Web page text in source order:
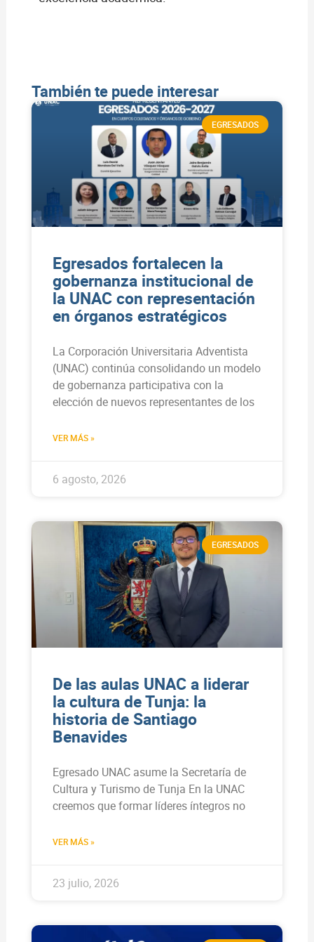
También te puede interesar
EGRESADOS
Egresados fortalecen la
gobernanza institucional de
la UNAC con representación
en órganos estratégicos
La Corporación Universitaria Adventista
(UNAC) continúa consolidando un modelo
de gobernanza participativa con la
elección de nuevos representantes de los
VER MÁS »
6 agosto, 2026
EGRESADOS
De las aulas UNAC a liderar
la cultura de Tunja: la
historia de Santiago
Benavides
Egresado UNAC asume la Secretaría de
Cultura y Turismo de Tunja En la UNAC
creemos que formar líderes íntegros no
VER MÁS »
23 julio, 2026